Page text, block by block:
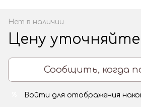
Нет в наличии
Цену уточняйте
Сообщить, когда
Войти для отображения